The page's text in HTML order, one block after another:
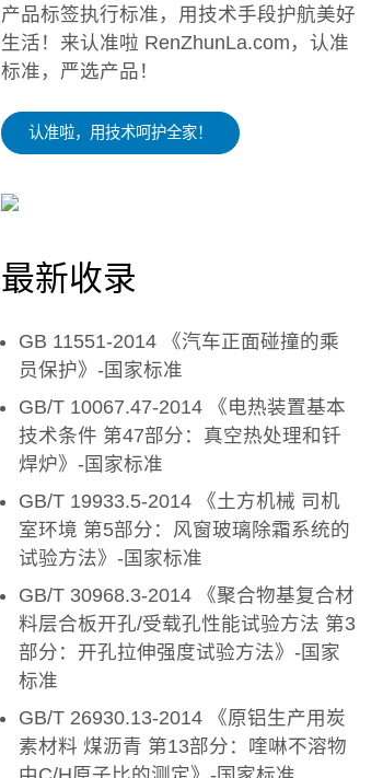
产品标签执行标准，用技术手段护航美好
生活！来认准啦 RenZhunLa.com，认准
标准，严选产品！
认准啦，用技术呵护全家！
最新收录
GB 11551-2014 《汽车正面碰撞的乘
员保护》-国家标准
GB/T 10067.47-2014 《电热装置基本
技术条件 第47部分：真空热处理和钎
焊炉》-国家标准
GB/T 19933.5-2014 《土方机械 司机
室环境 第5部分：风窗玻璃除霜系统的
试验方法》-国家标准
GB/T 30968.3-2014 《聚合物基复合材
料层合板开孔/受载孔性能试验方法 第3
部分：开孔拉伸强度试验方法》-国家
标准
GB/T 26930.13-2014 《原铝生产用炭
素材料 煤沥青 第13部分：喹啉不溶物